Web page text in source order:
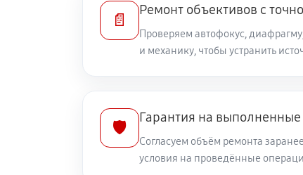
Ремонт электроники объектива
Ремонт шлейфа оптического
Ремонт механических узлов
📄
Ремонт объективов с
Проверяем автофокус,
и механику, чтобы устранить
🛡️
Гарантия на
Согласуем объём ремонта
условия на проведённые